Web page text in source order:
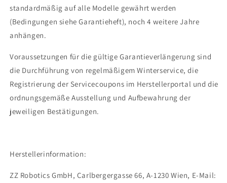
standardmäßig auf alle Modelle gewährt werden
(Bedingungen siehe Garantieheft), noch 4 weitere Jahre
anhängen.
Voraussetzungen für die gültige Garantieverlängerung sind
die Durchführung von regelmäßigem Winterservice, die
Registrierung der Servicecoupons im Herstellerportal und die
ordnungsgemäße Ausstellung und Aufbewahrung der
jeweiligen Bestätigungen.
Herstellerinformation:
ZZ Robotics GmbH, Carlbergergasse 66, A-1230 Wien, E-Mail: